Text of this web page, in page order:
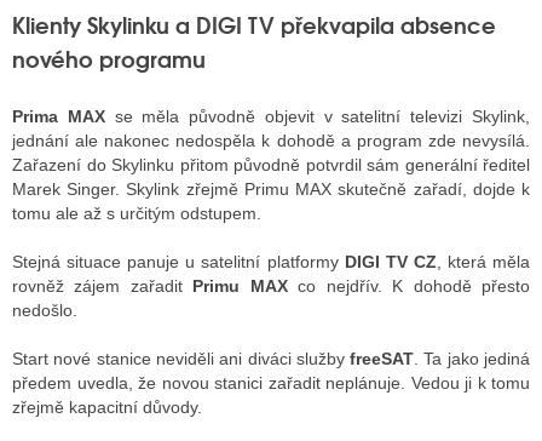
TELEVIZE
VYSÍLAČE
INTERNET
RÁDIA
STRÁNKY RÁDIÍ
STRÁNKY TV
Klienty Skylinku a DIGI TV překvapila absence
nového programu
Prima MAXse měla původně objevit v satelitní televizi Skylink,
jednání ale nakonec nedospěla k dohodě a program zde nevysílá.
Zařazení do Skylinku přitom původně potvrdil sám generální ředitel
Marek Singer. Skylink zřejmě Primu MAX skutečně zařadí, dojde k
tomu ale až s určitým odstupem.
Stejná situace panuje u satelitní platformy DIGI TV CZ , která měla
rovněž zájem zařadit Primu MAXco nejdřív. K dohodě přesto
nedošlo.
Start nové stanice neviděli ani diváci službyfreeSAT . Ta jako jediná
předem uvedla, že novou stanici zařadit neplánuje. Vedou ji k tomu
zřejmě kapacitní důvody.